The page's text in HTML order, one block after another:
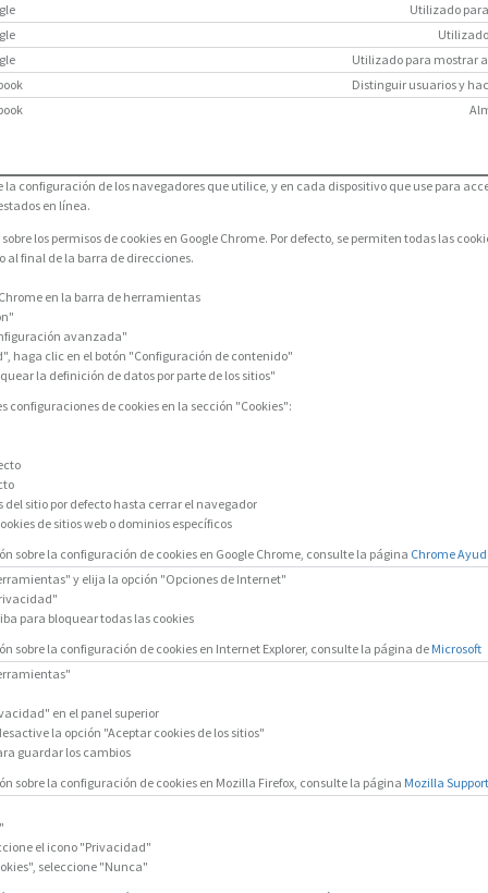
Utilizado
Utilizado para mostrar
Distinguir usuarios y
la configuración de los navegadores que utilice, y en cada dispositivo que use para
en línea.
los permisos de cookies en Google Chrome. Por defecto, se permiten todas las
al final de la barra de direcciones.
en la barra de herramientas
avanzada"
haga clic en el botón "Configuración de contenido"
la definición de datos por parte de los sitios"
configuraciones de cookies en la sección "Cookies":
del sitio por defecto hasta cerrar el navegador
de sitios web o dominios específicos
sobre la configuración de cookies en Google Chrome, consulte la página Chrome
y elija la opción "Opciones de Internet"
para bloquear todas las cookies
sobre la configuración de cookies en Internet Explorer, consulte la página de Microsoft
en el panel superior
la opción "Aceptar cookies de los sitios"
guardar los cambios
sobre la configuración de cookies en Mozilla Firefox, consulte la página Mozilla Support
el icono "Privacidad"
seleccione "Nunca"